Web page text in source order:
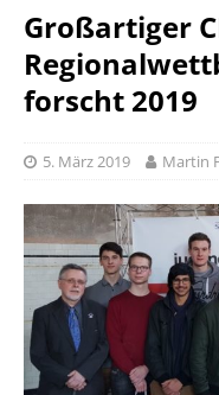
Großartiger
forscht 2019
5. März 2019 Martin